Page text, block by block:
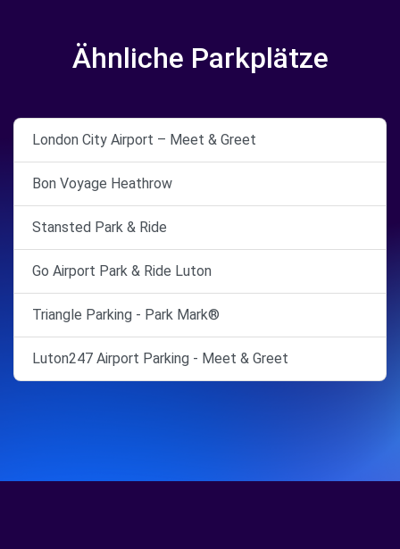
Ähnliche Parkplätze
London City Airport – Meet & Greet
Bon Voyage Heathrow
Stansted Park & Ride
Go Airport Park & Ride Luton
Triangle Parking - Park Mark®
Luton247 Airport Parking - Meet & Greet